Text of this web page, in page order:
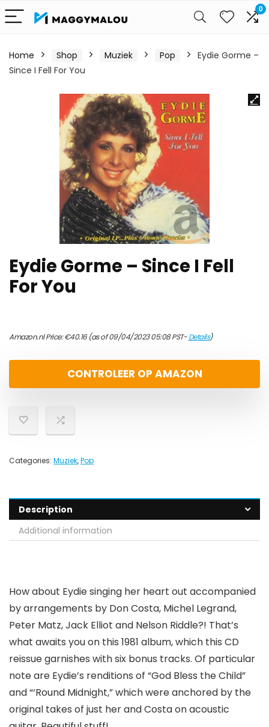
0
Home Shop Muziek Pop
Eydie Gorme –
Since I Fell For You
Eydie Gorme – Since I Fell
For You
Amazon.nl Price:€40.16(as of 09/04/2023 05:08 PST-Details)
CONTROLEER OP AMAZON
Categories: Muziek,Pop
Description
Additional information
How about Eydie singing her heart out accompanied
by arrangements by Don Costa, Michel Legrand,
Peter Matz, Jack Elliot and Nelson Riddle?! That’s
what awaits you on this 1981 album, which this CD
reissue garnishes with six bonus tracks. Of particular
note are Eydie’s renditions of “God Bless the Child”
and “‘Round Midnight,” which were anchored by the
original takes of just her and Costa on acoustic